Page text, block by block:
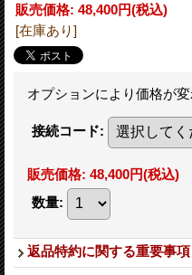
販売価格: 48,400円(税込)
[在庫あり]
オプションにより価格が変
接続コード:
販売価格: 48,400円(税込)
数量:
返品特約に関する重要事項